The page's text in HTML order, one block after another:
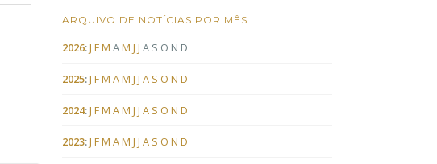
ARQUIVO DE NOTÍCIAS POR MÊS
2026:J FM AM J J A S O N D
2025:J FM AM J J A S O N D
2024:J FM AM J J A S O N D
2023:J FM AM J J A S O N D